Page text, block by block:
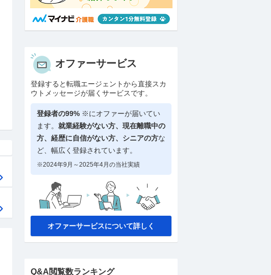
オファーサービス
登録すると転職エージェントから直接スカ
ウトメッセージが届くサービスです。
登録者の99% ※にオファーが届いてい
ます。 就業経験がない方、現在離職中の
方、 経歴に自信がない方、シニアの方な
ど、幅広く登録されています。
※2024年9月～2025年4月の当社実績
オファーサービスについて詳しく
Q&A閲覧数ランキング